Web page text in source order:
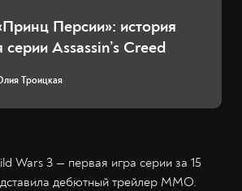
Персии»: история
Assassin’s Creed
Троицкая
Wars 3 — первая игра серии за 15
дебютный трейлер MMO.